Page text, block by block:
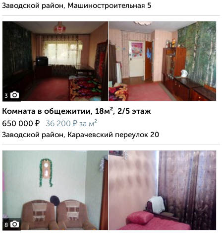
Заводской район, Машиностроительная 5
3
Комната в общежитии, 18м², 2/5 этаж
650 000 ₽ 36 200 ₽ за м²
Заводской район, Карачевский переулок 20
8